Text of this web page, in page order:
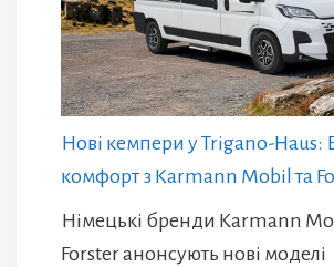
Нові кемпери у Trigano-Haus:
комфорт з Karmann Mobil та
Німецькі бренди Karmann
Forster анонсують нові моделі